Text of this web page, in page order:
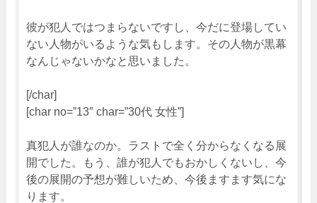
彼が犯人ではつまらないですし、今だに登場してい
ない人物がいるような気もします。その人物が黒幕
なんじゃないかなと思いました。
[/char]
[char no=”13″ char=”30代 女性”]
真犯人が誰なのか。ラストで全く分からなくなる展
開でした。もう、誰が犯人でもおかしくないし、今
後の展開の予想が難しいため、今後ますます気にな
ります。